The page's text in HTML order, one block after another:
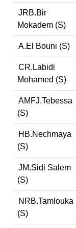
JRB.Bir
Mokadem (S)
A.El Bouni (S)
CR.Labidi
Mohamed (S)
AMFJ.Tebessa
(S)
HB.Nechmaya
(S)
JM.Sidi Salem
(S)
NRB.Tamlouka
(S)